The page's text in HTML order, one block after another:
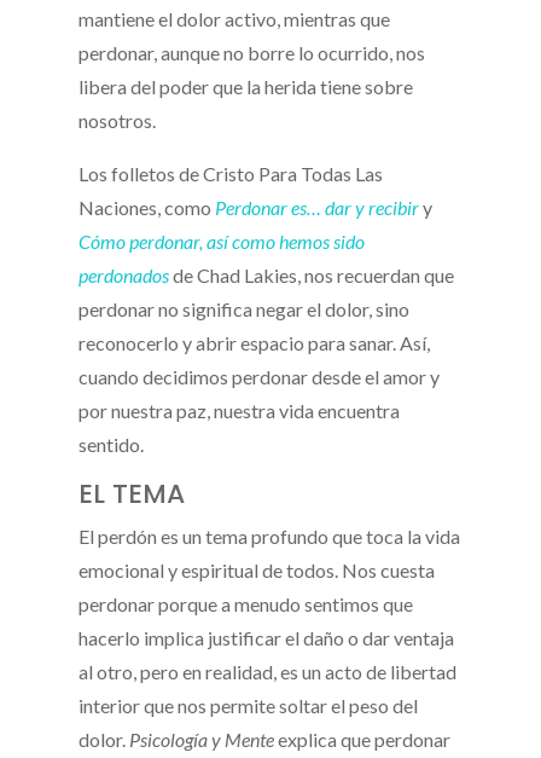
mantiene el dolor activo, mientras que
perdonar, aunque no borre lo ocurrido, nos
libera del poder que la herida tiene sobre
nosotros.
Los folletos de Cristo Para Todas Las
Naciones, como Perdonar es… dar y recibiry
Cómo perdonar, así como hemos sido
perdonadosde Chad Lakies, nos recuerdan que
perdonar no significa negar el dolor, sino
reconocerlo y abrir espacio para sanar. Así,
cuando decidimos perdonar desde el amor y
por nuestra paz, nuestra vida encuentra
sentido.
EL TEMA
El perdón es un tema profundo que toca la vida
emocional y espiritual de todos. Nos cuesta
perdonar porque a menudo sentimos que
hacerlo implica justificar el daño o dar ventaja
al otro, pero en realidad, es un acto de libertad
interior que nos permite soltar el peso del
dolor. Psicología y Menteexplica que perdonar